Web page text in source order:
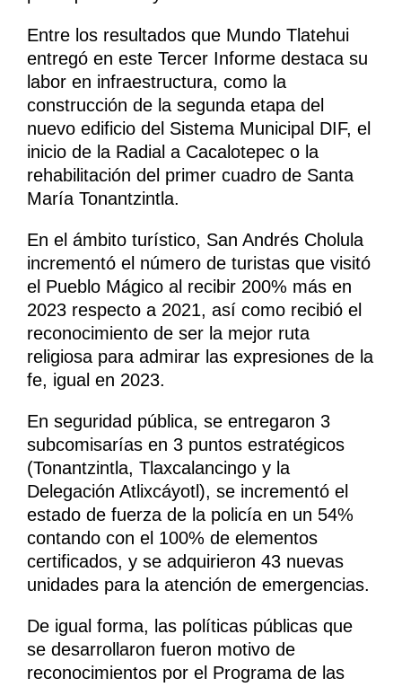
Entre los resultados que Mundo Tlatehui
entregó en este Tercer Informe destaca su
labor en infraestructura, como la
construcción de la segunda etapa del
nuevo edificio del Sistema Municipal DIF, el
inicio de la Radial a Cacalotepec o la
rehabilitación del primer cuadro de Santa
María Tonantzintla.
En el ámbito turístico, San Andrés Cholula
incrementó el número de turistas que visitó
el Pueblo Mágico al recibir 200% más en
2023 respecto a 2021, así como recibió el
reconocimiento de ser la mejor ruta
religiosa para admirar las expresiones de la
fe, igual en 2023.
En seguridad pública, se entregaron 3
subcomisarías en 3 puntos estratégicos
(Tonantzintla, Tlaxcalancingo y la
Delegación Atlixcáyotl), se incrementó el
estado de fuerza de la policía en un 54%
contando con el 100% de elementos
certificados, y se adquirieron 43 nuevas
unidades para la atención de emergencias.
De igual forma, las políticas públicas que
se desarrollaron fueron motivo de
reconocimientos por el Programa de las